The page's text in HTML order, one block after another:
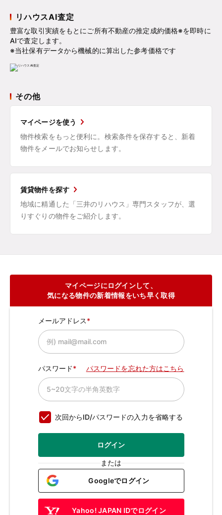
リハウスAI査定
豊富な取引実績をもとにご所有不動産の推定成約価格※を即時に
AIで査定します。
※当社保有データから機械的に算出した参考価格です
その他
マイページを使う
物件検索をもっと便利に。検索条件を保存すると、新着
物件をメールでお知らせします。
賃貸物件を探す
地域に精通した「三井のリハウス」専門スタッフが、選
りすぐりの物件をご紹介します。
マイページにログインして、
気になる物件の新着情報をいち早く取得
メールアドレス
パスワード パスワードを忘れた方はこちら
次回からID/パスワードの入力を省略する
ログイン
または
Googleでログイン
Yahoo! JAPAN IDでログイン